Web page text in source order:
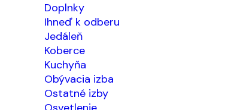
Doplnky
Ihneď k odberu
Jedáleň
Koberce
Kuchyňa
Obývacia izba
Ostatné izby